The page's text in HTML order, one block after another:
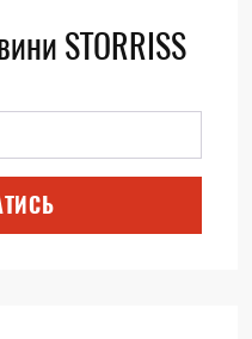
STORRISS